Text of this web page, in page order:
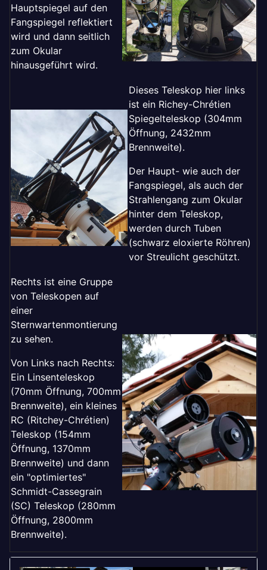
Hauptspiegel auf den
Fangspiegel reflektiert
wird und dann seitlich
zum Okular
hinausgeführt wird.
Dieses Teleskop hier links
ist ein Richey-Chrétien
Spiegelteleskop (304mm
Öffnung, 2432mm
Brennweite).
Der Haupt- wie auch der
Fangspiegel, als auch der
Strahlengang zum Okular
hinter dem Teleskop,
werden durch Tuben
(schwarz eloxierte Röhren)
vor Streulicht geschützt.
Rechts ist eine Gruppe
von Teleskopen auf
einer
Sternwartenmontierung
zu sehen.
Von Links nach Rechts:
Ein Linsenteleskop
(70mm Öffnung, 700mm
Brennweite), ein kleines
RC (Ritchey-Chrétien)
Teleskop (154mm
Öffnung, 1370mm
Brennweite) und dann
ein "optimiertes"
Schmidt-Cassegrain
(SC) Teleskop (280mm
Öffnung, 2800mm
Brennweite).